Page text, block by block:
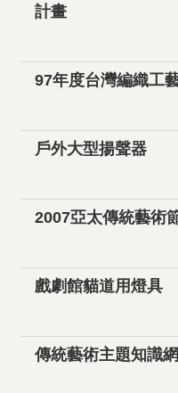
計畫
97年度台灣編織工
戶外大型揚聲器
2007亞太傳統藝術
戲劇館貓道用燈具
傳統藝術主題知識